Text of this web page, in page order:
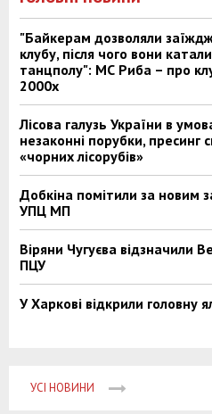
"Байкерам дозволяли
клубу, після чого вони
танцполу": МС Риба – про
2000х
Лісова галузь України в
незаконні порубки, пресинг
«чорних лісорубів»
Добкіна помітили за новим
УПЦ МП
Віряни Чугуєва відзначили
ПЦУ
У Харкові відкрили головну
УСІ НОВИНИ